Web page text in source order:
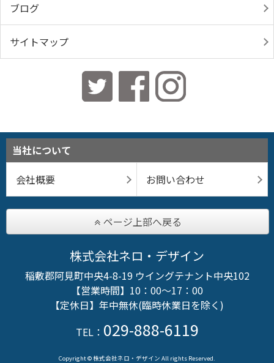
ブログ
サイトマップ
当社について
会社概要
お問い合わせ
ページ上部へ戻る
株式会社ネロ・デザイン
稲敷郡阿見町中央4-8-19 ウイングテナント中央102
【営業時間】10：00～17：00
【定休日】年中無休(臨時休業日を除く)
TEL： 029-888-6119
Copyright © 株式会社ネロ・デザイン All rights Reserved.